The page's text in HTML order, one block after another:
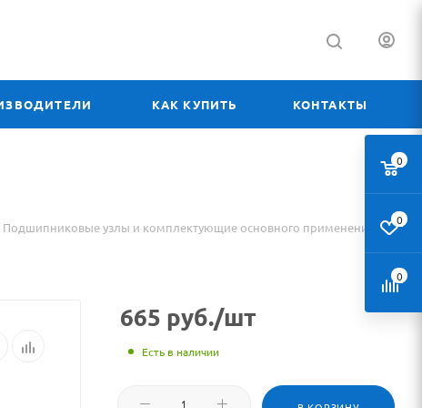
КАК КУПИТЬ КОНТАКТЫ
Подшипниковые узлы и комплектующие основного применения
665 руб./шт
Есть в наличии
0
0
0